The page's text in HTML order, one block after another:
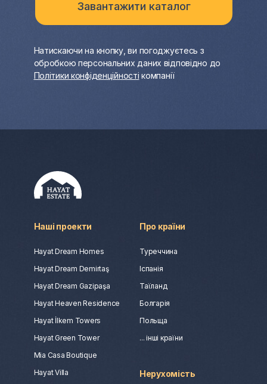
Натискаючи на кнопку, ви погоджуєтесь з
обробкою персональних даних відповідно до
Політики конфіденційності компанії
Наші проекти
Hayat Dream Homes
Hayat Dream Demirtaş
Hayat Dream Gazipaşa
Hayat Heaven Residence
Hayat İlkem Towers
Hayat Green Tower
Mia Casa Boutique
Hayat Villa
Про країни
Туреччина
Іспанія
Таїланд
Болгарія
Польща
... інші країни
Нерухомість